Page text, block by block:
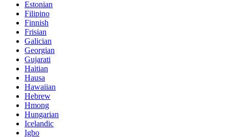
Estonian
Filipino
Finnish
Frisian
Galician
Georgian
Gujarati
Haitian
Hausa
Hawaiian
Hebrew
Hmong
Hungarian
Icelandic
Igbo